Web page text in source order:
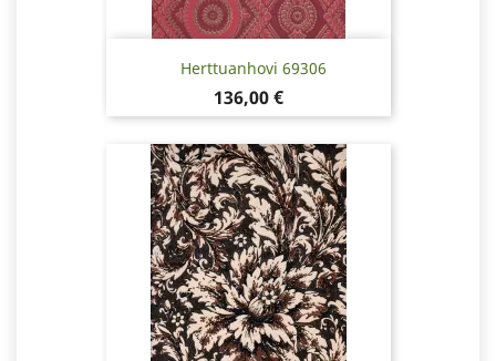
Herttuanhovi 69306
Hinta
136,00 €